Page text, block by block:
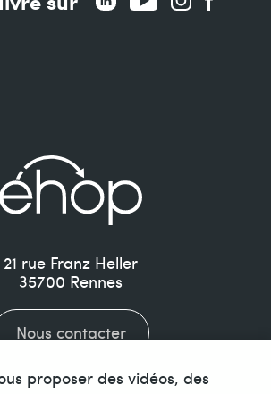
21 rue Franz Heller
35700 Rennes
Nous contacter
02 99 35 10 77
proposer des vidéos, des